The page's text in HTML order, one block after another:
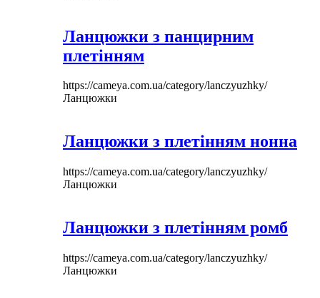
Ланцюжки з панцирним
плетінням
https://cameya.com.ua/category/lanczyuzhky/
Ланцюжки
Ланцюжки з плетінням нонна
https://cameya.com.ua/category/lanczyuzhky/
Ланцюжки
Ланцюжки з плетінням ромб
https://cameya.com.ua/category/lanczyuzhky/
Ланцюжки